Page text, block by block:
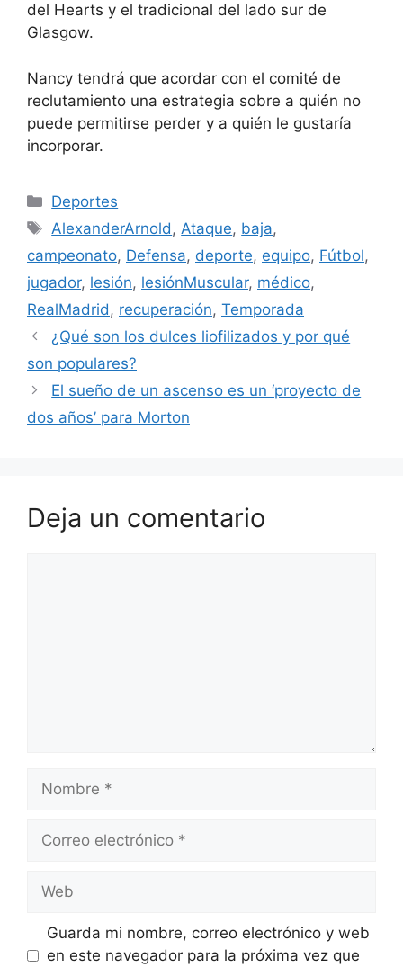
del Hearts y el tradicional del lado sur de
Glasgow.
Nancy tendrá que acordar con el comité de
reclutamiento una estrategia sobre a quién no
puede permitirse perder y a quién le gustaría
incorporar.
Categorías
Deportes
Etiquetas
AlexanderArnold , Ataque, baja,
campeonato, Defensa, deporte, equipo, Fútbol,
jugador, lesión, lesiónMuscular, médico,
RealMadrid , recuperación, Temporada
¿Qué son los dulces liofilizados y por qué
son populares?
El sueño de un ascenso es un ‘proyecto de
dos años’ para Morton
Deja un comentario
electrónico
Guarda mi nombre, correo electrónico y web
en este navegador para la próxima vez que